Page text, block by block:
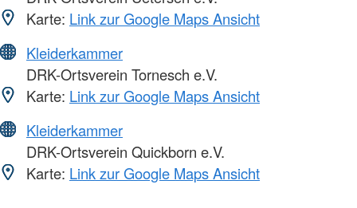
Karte: Link zur Google Maps Ansicht
Kleiderkammer
DRK-Ortsverein Tornesch e.V.
Karte: Link zur Google Maps Ansicht
Kleiderkammer
DRK-Ortsverein Quickborn e.V.
Karte: Link zur Google Maps Ansicht